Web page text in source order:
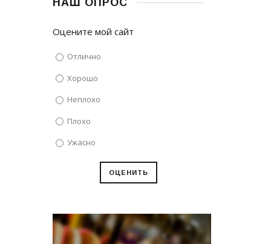
НАШ ОПРОС
Оцените мой сайт
Отлично
Хорошо
Неплохо
Плохо
Ужасно